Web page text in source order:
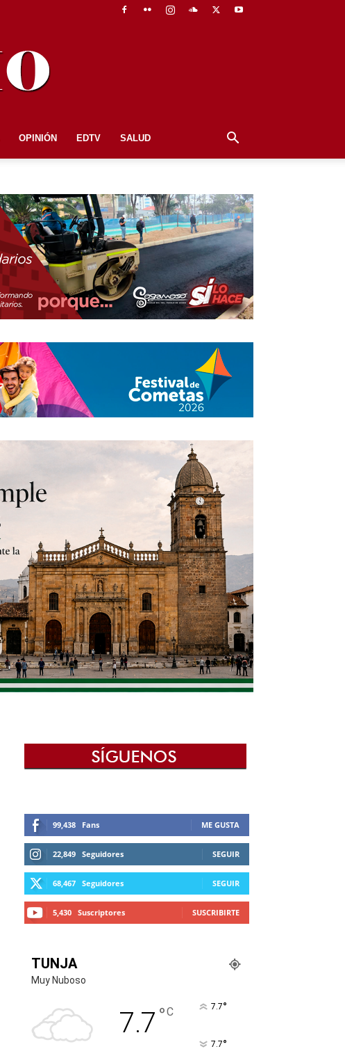
OPINIÓN EDTV SALUD
99,438 Fans ME GUSTA
22,849 Seguidores SEGUIR
68,467 Seguidores SEGUIR
5,430 Suscriptores SUSCRIBIRTE
TUNJA
Muy Nuboso
7.7 °C 7.7°
7.7°